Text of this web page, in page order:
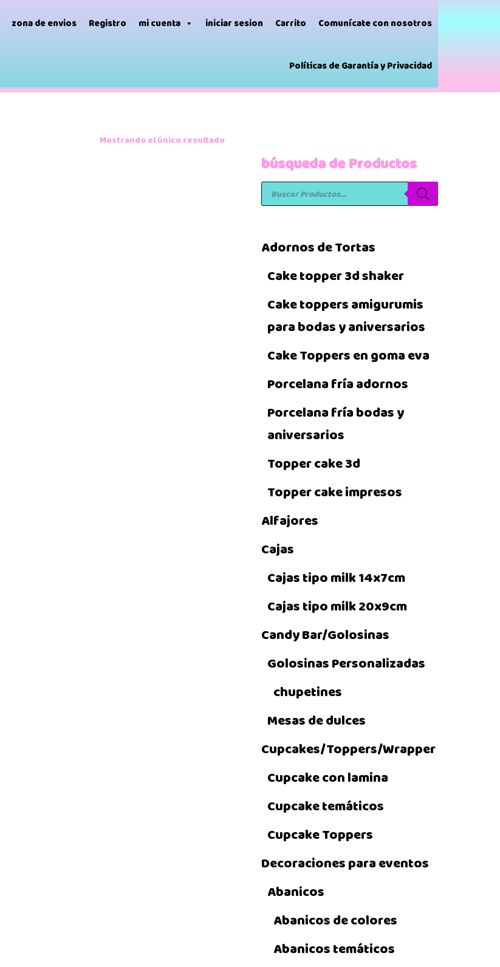
zona de envios Registro mi cuenta iniciar sesion Carrito Comunícate con nosotros
Políticas de Garantía y Privacidad
Mostrando el único resultado
búsqueda de Productos
Adornos de Tortas
Cake topper 3d shaker
Cake toppers amigurumis
para bodas y aniversarios
Cake Toppers en goma eva
Porcelana fría adornos
Porcelana fría bodas y
aniversarios
Topper cake 3d
Topper cake impresos
Alfajores
Cajas
Cajas tipo milk 14x7cm
Cajas tipo milk 20x9cm
Candy Bar/Golosinas
Golosinas Personalizadas
chupetines
Mesas de dulces
Cupcakes/Toppers/Wrapper
Cupcake con lamina
Cupcake temáticos
Cupcake Toppers
Decoraciones para eventos
Abanicos
Abanicos de colores
Abanicos temáticos